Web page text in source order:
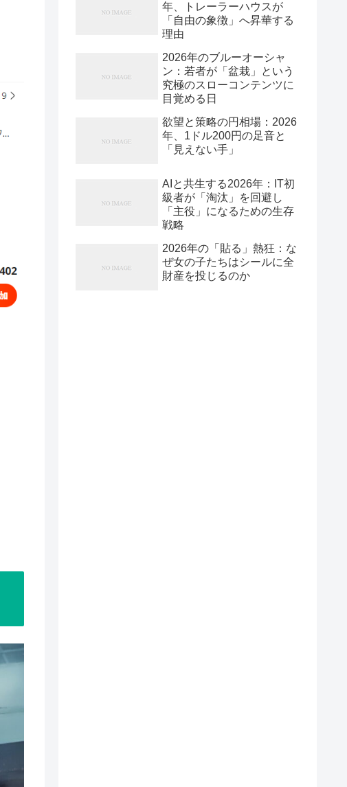
年、トレーラーハウスが
「自由の象徴」へ昇華する
理由
2026年のブルーオーシャ
ン：若者が「盆栽」という
究極のスローコンテンツに
目覚める日
欲望と策略の円相場：2026
年、1ドル200円の足音と
「見えない手」
AIと共生する2026年：IT初
級者が「淘汰」を回避し
「主役」になるための生存
戦略
2026年の「貼る」熱狂：な
ぜ女の子たちはシールに全
財産を投じるのか